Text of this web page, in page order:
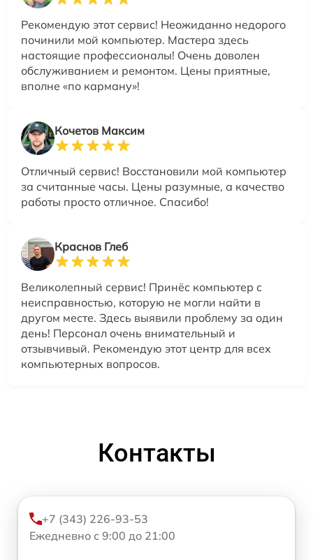
Рекомендую этот сервис! Неожиданно недорого
починили мой компьютер. Мастера здесь
настоящие профессионалы! Очень доволен
обслуживанием и ремонтом. Цены приятные,
вполне «по карману»!
Кочетов Максим
Отличный сервис! Восстановили мой компьютер
за считанные часы. Цены разумные, а качество
работы просто отличное. Спасибо!
Краснов Глеб
Великолепный сервис! Принёс компьютер с
неисправностью, которую не могли найти в
другом месте. Здесь выявили проблему за один
день! Персонал очень внимательный и
отзывчивый. Рекомендую этот центр для всех
компьютерных вопросов.
Контакты
+7 (343) 226-93-53
Ежедневно с 9:00 до 21:00